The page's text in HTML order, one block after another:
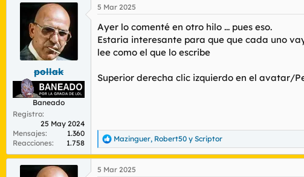
o
d
e
t
m
a
c
h
a
d
e
i
n
i
c
i
pollak
Baneado
Registro
25 May 2024
Mensajes
1.360
Reacciones
1.758
5 Mar 2025
Ayer lo comenté en otro hilo ... pues eso.
Estaria interesante para que que cada uno
lee como el que lo escribe
Superior derecha clic izquierdo en el avatar/
R
e
a
c
Mazinguer, Robert50 y Scriptor
5 Mar 2025